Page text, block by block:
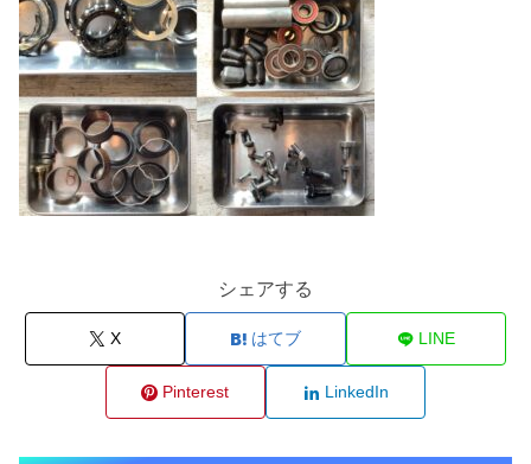
シェアする
X はてブ LINE
Pinterest LinkedIn